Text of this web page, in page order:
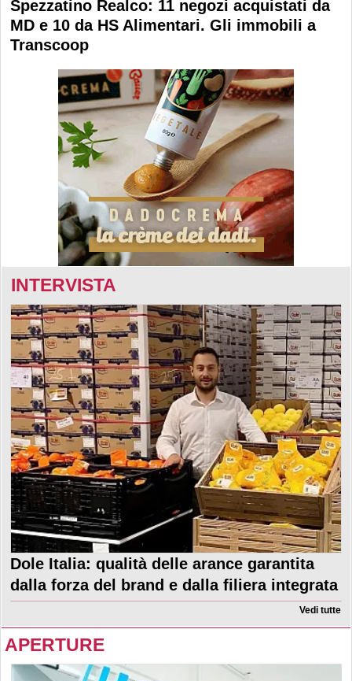
Spezzatino Realco: 11 negozi acquistati da
MD e 10 da HS Alimentari. Gli immobili a
Transcoop
INTERVISTA
Dole Italia: qualità delle arance garantita
dalla forza del brand e dalla filiera integrata
Vedi tutte
APERTURE